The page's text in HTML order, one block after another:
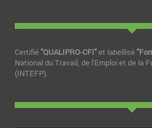
Certifié"QUALIPRO-CFI"et labellisé
National du Travail, de l'Emploi et de la
(INTEFP).